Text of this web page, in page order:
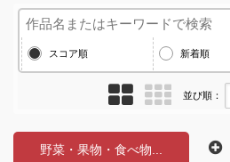
スコア順 新着順
並び順：
野菜・果物・食べ物...